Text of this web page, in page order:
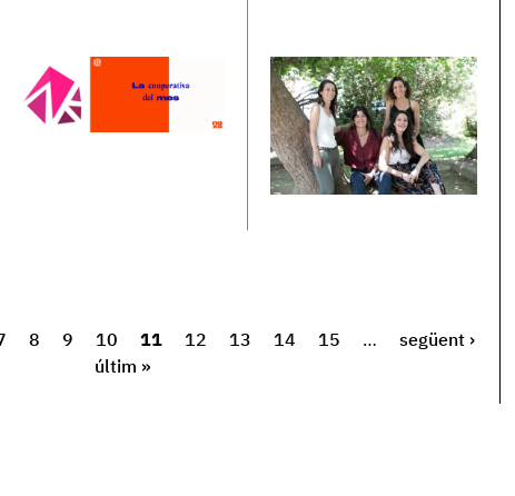
8 9 10 11 12 13 14 15 …
següent ›
últim »